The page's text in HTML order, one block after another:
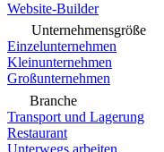
Website-Builder
Unternehmensgröße
Einzelunternehmen
Kleinunternehmen
Großunternehmen
Branche
Transport und Lagerung
Restaurant
Unterwegs arbeiten